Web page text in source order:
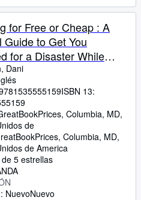
for Free or Cheap : A
Guide to Get You
for a Disaster While
Dani
ISBN 13:
Columbia, MD,
de
, Columbia, MD,
de America
5 estrellas
NuevoNuevo